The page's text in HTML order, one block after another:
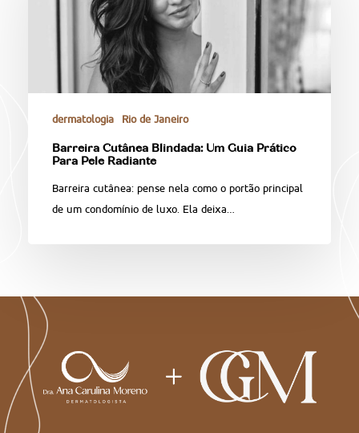
dermatologia Rio de Janeiro
Barreira Cutânea Blindada: Um Guia Prático
Para Pele Radiante
Barreira cutânea: pense nela como o portão principal
de um condomínio de luxo. Ela deixa…